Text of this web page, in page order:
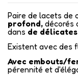
Paire de lacets de
profond, décorés
dans de
Existent avec des
Avec embouts/
pérennité et